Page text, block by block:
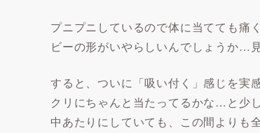
プニプニしているので体に当てても痛
ビーの形がいやらしいんでしょうか…
すると、ついに「吸い付く」感じを実
クリにちゃんと当たってるかな…と少
中あたりにしていても、この間よりも